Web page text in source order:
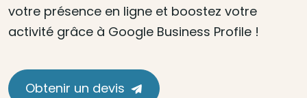
votre présence en ligne et boostez votre
activité grâce à Google Business Profile !
Obtenir un devis